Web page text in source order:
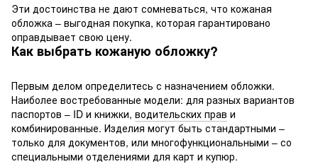
Эти достоинства не дают сомневаться, что кожаная
обложка – выгодная покупка, которая гарантировано
оправдывает свою цену.
Как выбрать кожаную обложку?
Первым делом определитесь с назначением обложки.
Наиболее востребованные модели: для разных вариантов
паспортов – ID и книжки, водительских прав и
комбинированные. Изделия могут быть стандартными –
только для документов, или многофункциональными – со
специальными отделениями для карт и купюр.